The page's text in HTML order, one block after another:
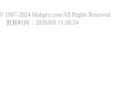
1997-2024 Mahpro.com All Rights Reserved
更新时间：2026/8/6 11:28:24